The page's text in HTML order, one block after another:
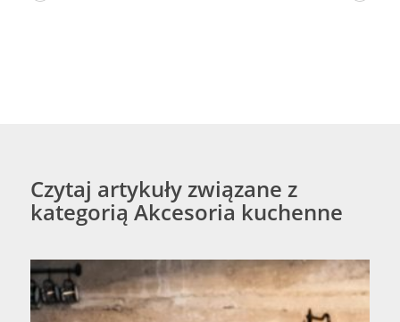
Czytaj artykuły związane z
kategorią Akcesoria kuchenne